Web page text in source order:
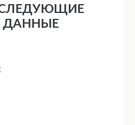
СЛЕДУЮЩИЕ
ДАННЫЕ